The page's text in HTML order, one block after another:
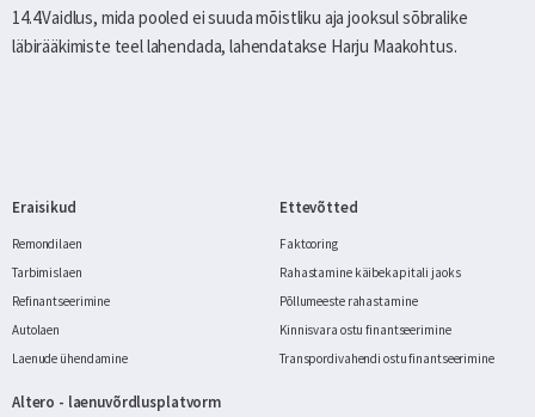
14.4.Vaidlus, mida pooled ei suuda mõistliku aja jooksul sõbralike
läbirääkimiste teel lahendada, lahendatakse Harju Maakohtus.
Eraisikud
Remondilaen
Tarbimislaen
Refinantseerimine
Autolaen
Laenude ühendamine
Ettevõtted
Faktooring
Rahastamine käibekapitali jaoks
Põllumeeste rahastamine
Kinnisvara ostu finantseerimine
Transpordivahendi ostu finantseerimine
Altero - laenuvõrdlusplatvorm